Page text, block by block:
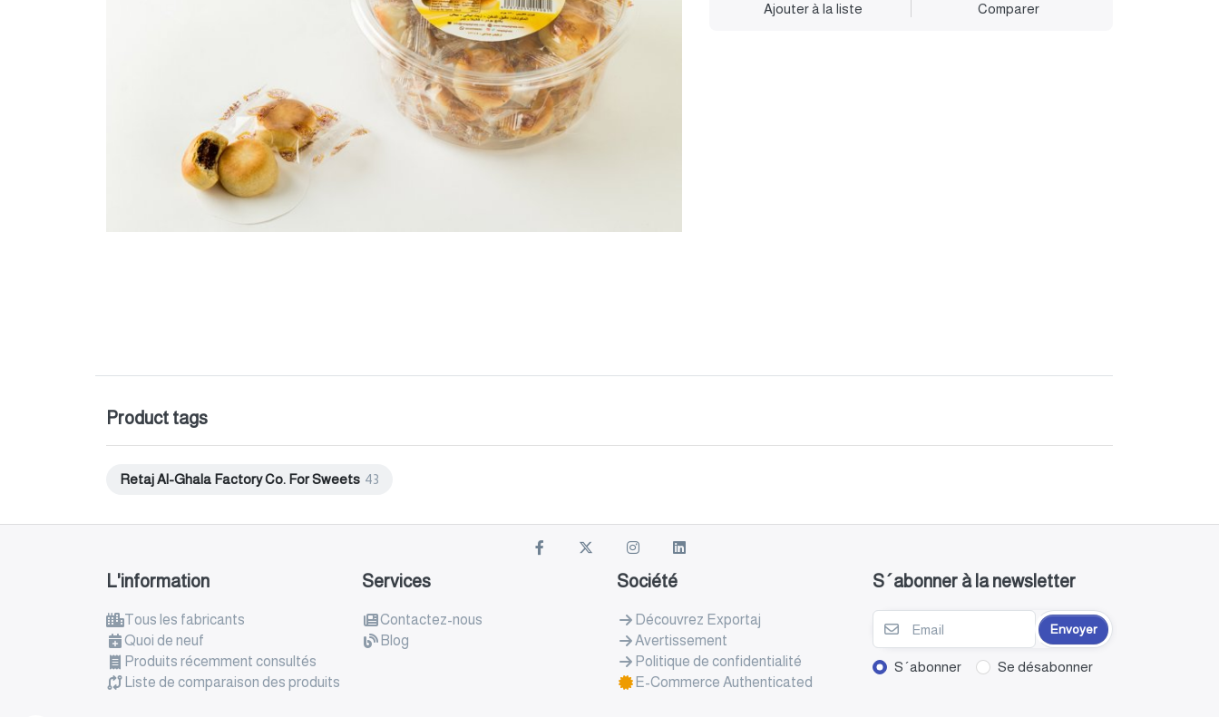
Ajouter à la liste Comparer
Product tags
Retaj Al-Ghala Factory Co. For Sweets 43
L'information
Tous les fabricants
Quoi de neuf
Produits récemment consultés
Liste de comparaison des produits
Services
Contactez-nous
Blog
Société
Découvrez Exportaj
Avertissement
Politique de confidentialité
E-Commerce Authenticated
S´abonner à la newsletter
Envoyer
S´abonner Se désabonner